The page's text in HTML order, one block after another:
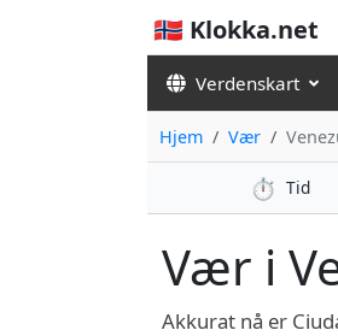
🇳🇴 Klokka.net
Verdenskart
Hjem Vær
⏱️ Tid
Vær i
Akkurat nå er